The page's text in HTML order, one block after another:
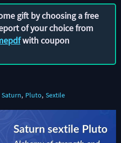
gift by choosing a free
of your choice from
with coupon
Saturn Pluto Sextile